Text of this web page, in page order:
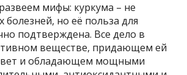
мифы: куркума – не
болезней, но её польза для
подтверждена. Все дело в
веществе, придающем ей
и обладающем мощными